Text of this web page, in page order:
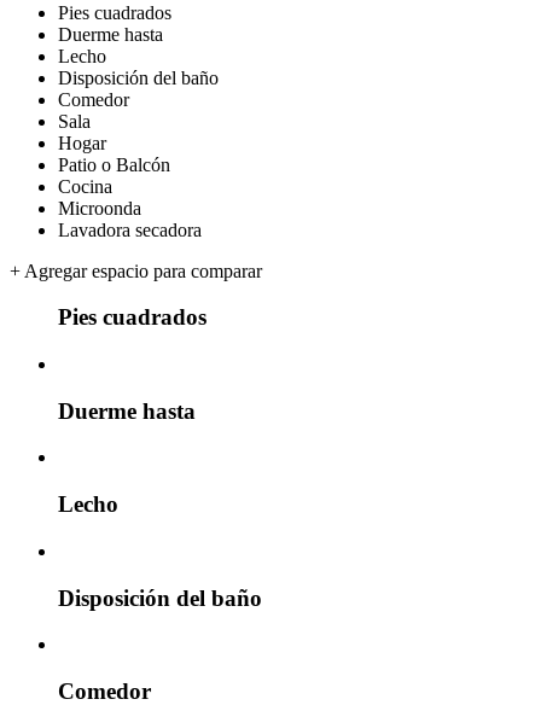
Pies cuadrados
Duerme hasta
Lecho
Disposición del baño
Comedor
Sala
Hogar
Patio o Balcón
Cocina
Microonda
Lavadora secadora
+ Agregar espacio para comparar
Pies cuadrados
Duerme hasta
Lecho
Disposición del baño
Comedor